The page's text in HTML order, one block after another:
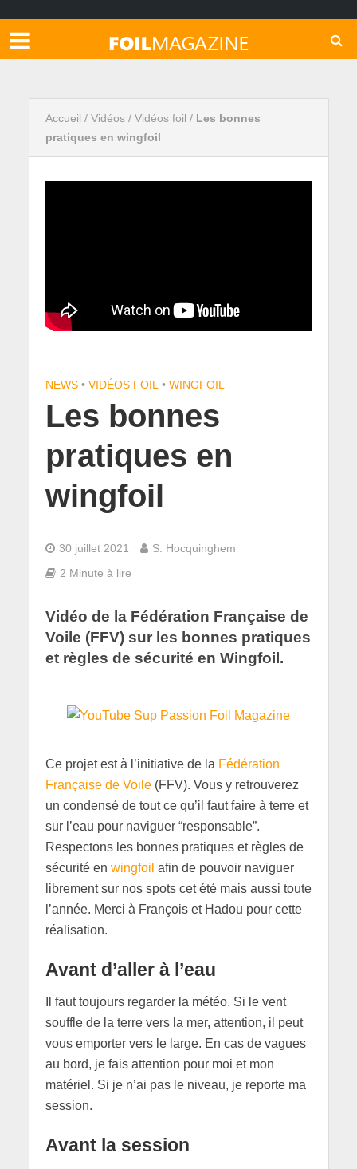
Accueil / Vidéos/ Vidéos foil / Les bonnes
pratiques en wingfoil
NEWS • VIDÉOS FOIL • WINGFOIL
Les bonnes
pratiques en
wingfoil
30 juillet 2021
S. Hocquinghem
2 Minute à lire
Vidéo de la Fédération Française de
Voile (FFV) sur les bonnes pratiques
et règles de sécurité en Wingfoil.
Ce projet est à l’initiative de la Fédération
Française de Voile(FFV). Vous y retrouverez
un condensé de tout ce qu’il faut faire à terre et
sur l’eau pour naviguer “responsable”.
Respectons les bonnes pratiques et règles de
sécurité en wingfoil afin de pouvoir naviguer
librement sur nos spots cet été mais aussi toute
l’année. Merci à François et Hadou pour cette
réalisation.
Avant d’aller à l’eau
Il faut toujours regarder la météo. Si le vent
souffle de la terre vers la mer, attention, il peut
vous emporter vers le large. En cas de vagues
au bord, je fais attention pour moi et mon
matériel. Si je n’ai pas le niveau, je reporte ma
session.
Avant la session